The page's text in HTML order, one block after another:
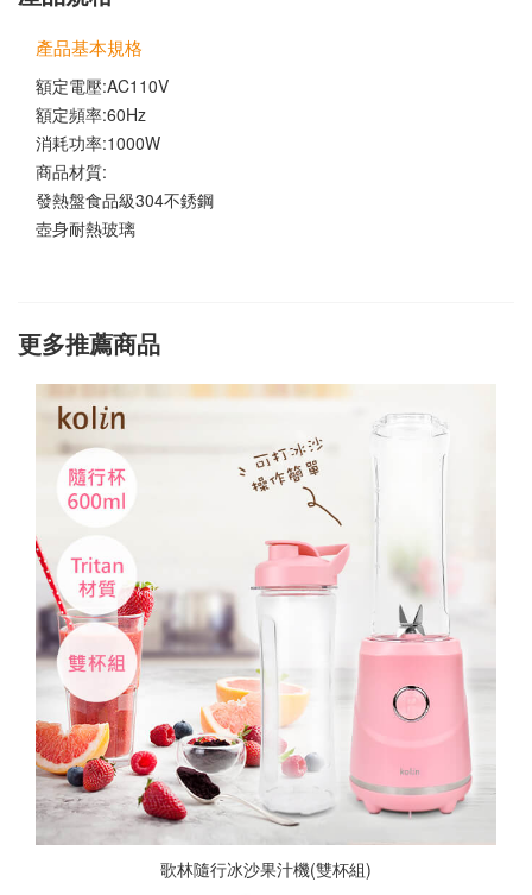
產品基本規格
額定電壓:AC110V
額定頻率:60Hz
消耗功率:1000W
商品材質:
發熱盤食品級304不銹鋼
壺身耐熱玻璃
更多推薦商品
歌林隨行冰沙果汁機(雙杯組)